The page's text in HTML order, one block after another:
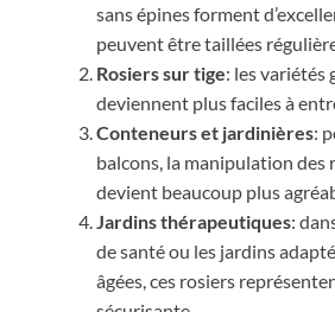
sans épines forment
peuvent être taillées
Rosiers sur tige: les variétés
deviennent plus faciles à
Conteneurs et jardinières:
balcons, la manipulation des
devient beaucoup plus
Jardins thérapeutiques:
de santé ou les jardins
âgées, ces rosiers